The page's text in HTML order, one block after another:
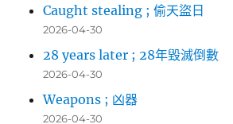
Caught stealing ; 偷天盜日
2026-04-30
28 years later ; 28年毀滅倒數
2026-04-30
Weapons ; 凶器
2026-04-30